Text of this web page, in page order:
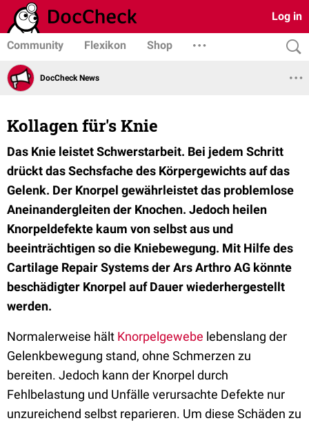
Log in
Community Flexikon Shop
DocCheck News
Kollagen für's Knie
Das Knie leistet Schwerstarbeit. Bei jedem Schritt
drückt das Sechsfache des Körpergewichts auf das
Gelenk. Der Knorpel gewährleistet das problemlose
Aneinandergleiten der Knochen. Jedoch heilen
Knorpeldefekte kaum von selbst aus und
beeinträchtigen so die Kniebewegung. Mit Hilfe des
Cartilage Repair Systems der Ars Arthro AG könnte
beschädigter Knorpel auf Dauer wiederhergestellt
werden.
Normalerweise hält Knorpelgewebe lebenslang der
Gelenkbewegung stand, ohne Schmerzen zu
bereiten. Jedoch kann der Knorpel durch
Fehlbelastung und Unfälle verursachte Defekte nur
unzureichend selbst reparieren. Um diese Schäden zu